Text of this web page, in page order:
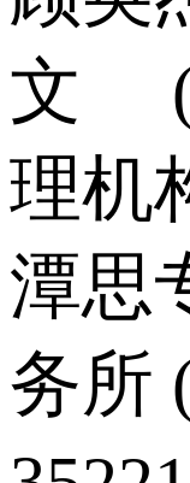
文
理机
潭思
务所